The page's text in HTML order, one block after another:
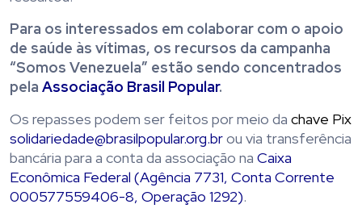
Para os interessados em colaborar com o apoio
de saúde às vítimas, os recursos da campanha
“Somos Venezuela” estão sendo concentrados
pela Associação Brasil Popular.
Os repasses podem ser feitos por meio da chave Pix
solidariedade@brasilpopular.org.brou via transferência
bancária para a conta da associação na Caixa
Econômica Federal (Agência 7731, Conta Corrente
000577559406-8, Operação 1292).